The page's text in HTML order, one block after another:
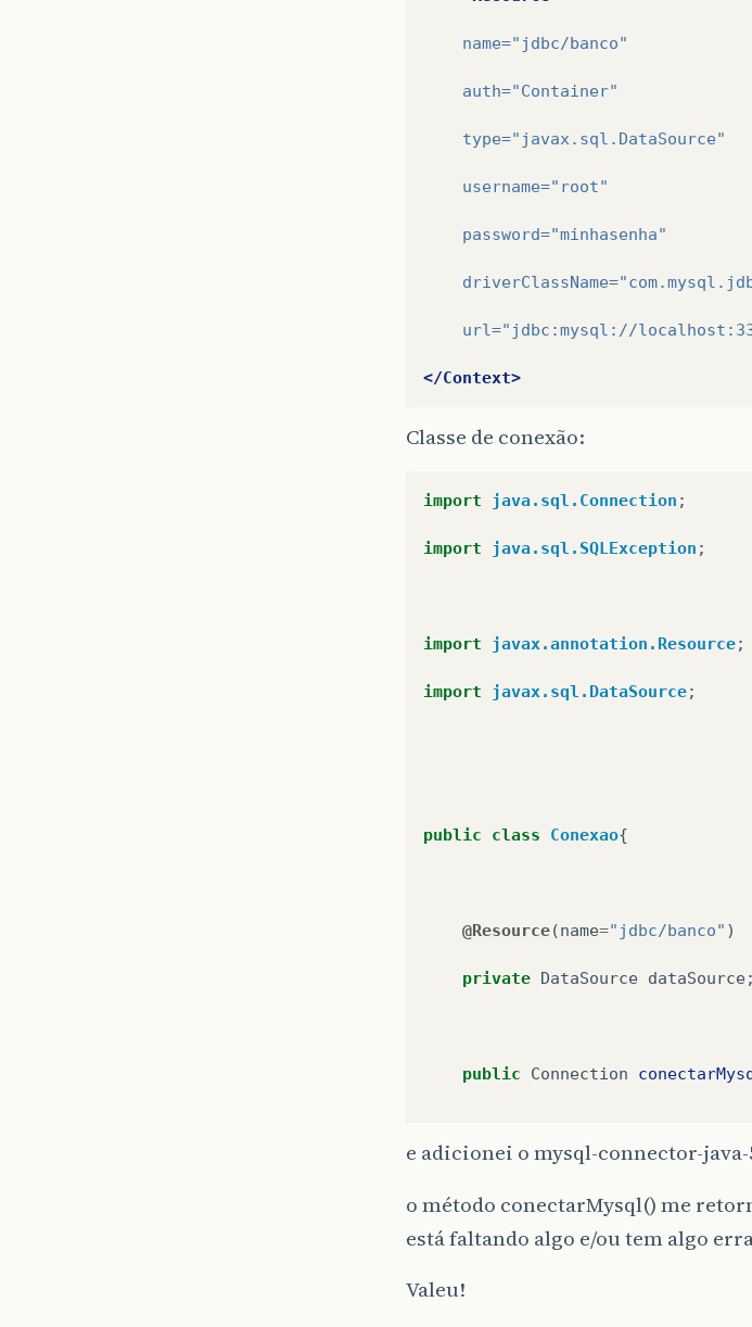
name="jdbc/banco"
auth="Container"
type="javax.sql.DataSource"
username="root"
password="minhasenha"
driverClassName=
url="jdbc:mysql://
</Context>
Classe de conexão:
import java.sql.Connection ;
import java.sql.SQLException ;
import javax.annotation.Resource;
import javax.sql.DataSource;
public class Conexao{
@Resource(name="jdbc/banco" )
private DataSource dataSource;
public Connection
dataSource null){
throw new
e adicionei o mysql-connector-
o método conectarMysql() me
está faltando algo e/ou tem algo
Valeu!